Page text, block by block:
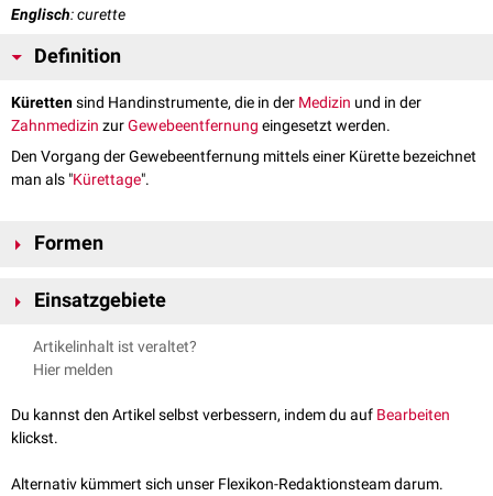
Englisch: curette
Definition
Kürettensind Handinstrumente, die in der Medizin und in der
Zahnmedizin zurGewebeentfernung eingesetzt werden.
Den Vorgang der Gewebeentfernung mittels einer Kürette bezeichnet
man als "Kürettage".
Formen
Einmalküretten, die überwiegend aus Kunststoff bestehen. Sie können
Medizin kommt eine sehr große Vielfalt von verschiedenen
Instrumentenvarianten vor, die für ihren jeweiligen Einsatzzweck
sich vom Aufbau deutlich von den Küretten, die in derParodontologie
verwendet werden.
Parodontalküretten
Einsatzgebiete
Küretten werden unter anderem in der Zahnmedizin, sowie in der
, Chirurgie und
Entfernung vonWarzen
Konkrementenfernung bei
Artikelinhalt ist veraltet?
Hier melden
Du kannst den Artikel selbst verbessern, indem du auf Bearbeiten
klickst.
Alternativ kümmert sich unser Flexikon-Redaktionsteam darum.